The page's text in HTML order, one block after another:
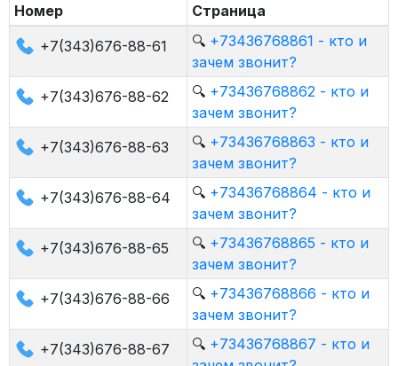
Номер
Страница
+7(343)676-88-61
🔍 +73436768861 - кто и
зачем звонит?
+7(343)676-88-62
🔍 +73436768862 - кто и
зачем звонит?
+7(343)676-88-63
🔍 +73436768863 - кто и
зачем звонит?
+7(343)676-88-64
🔍 +73436768864 - кто и
зачем звонит?
+7(343)676-88-65
🔍 +73436768865 - кто и
зачем звонит?
+7(343)676-88-66
🔍 +73436768866 - кто и
зачем звонит?
+7(343)676-88-67
🔍 +73436768867 - кто и